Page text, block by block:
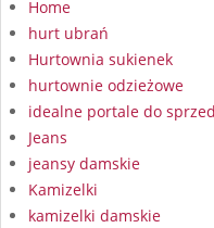
Home
hurt ubrań
Hurtownia sukienek
hurtownie odzieżowe
idealne portale do
Jeans
jeansy damskie
Kamizelki
kamizelki damskie